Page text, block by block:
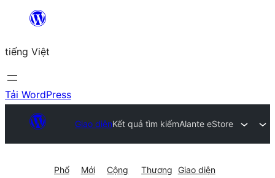
Chuyển
phần
nội
dung
tiếng Việt
Tải WordPress
Giao diệnKết quả tìm kiếmAlante eStore
Phổ
Mới
Cộng
Thương Giao diện